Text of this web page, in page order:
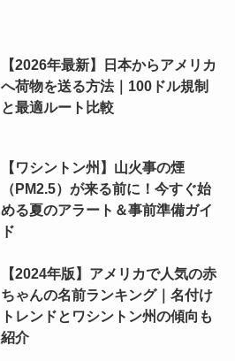
【2026年最新】日本からアメリカ
へ荷物を送る方法｜100ドル規制
と最適ルート比較
【ワシントン州】山火事の煙
（PM2.5）が来る前に！今すぐ始
める夏のアラート＆事前準備ガイ
ド
【2024年版】アメリカで人気の赤
ちゃんの名前ランキング｜名付け
トレンドとワシントン州の傾向も
紹介